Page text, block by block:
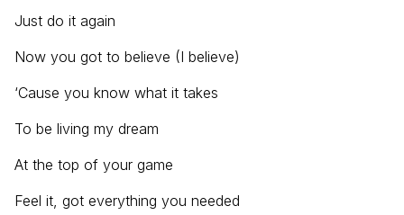
Just do it again
Now you got to believe (I believe)
‘Cause you know what it takes
To be living my dream
At the top of your game
Feel it, got everything you needed